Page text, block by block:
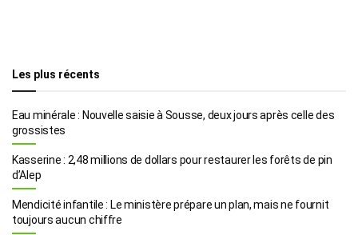
Les plus récents
Eau minérale : Nouvelle saisie à Sousse, deux jours après celle des
grossistes
Kasserine : 2,48 millions de dollars pour restaurer les forêts de pin
d’Alep
Mendicité infantile : Le ministère prépare un plan, mais ne fournit
toujours aucun chiffre